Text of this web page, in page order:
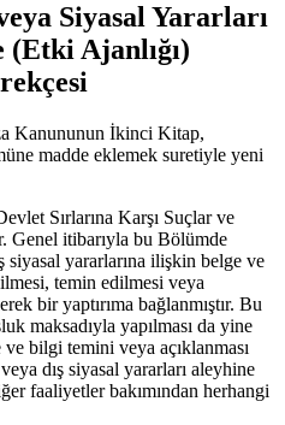
Siyasal Yararları
(Etki Ajanlığı)
Kanununun İkinci Kitap,
madde eklemek suretiyle yeni
Sırlarına Karşı Suçlar ve
Genel itibarıyla bu Bölümde
yararlarına ilişkin belge ve
temin edilmesi veya
bir yaptırıma bağlanmıştır. Bu
maksadıyla yapılması da yine
bilgi temini veya açıklanması
dış siyasal yararları aleyhine
faaliyetler bakımından herhangi